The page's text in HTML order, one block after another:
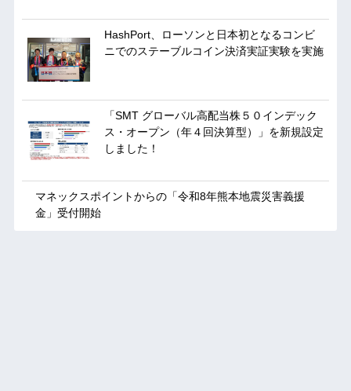
HashPort、ローソンと日本初となるコンビ
ニでのステーブルコイン決済実証実験を実施
「SMT グローバル高配当株５０インデック
ス・オープン（年４回決算型）」を新規設定
しました！
マネックスポイントからの「令和8年熊本地震災害義援
金」受付開始